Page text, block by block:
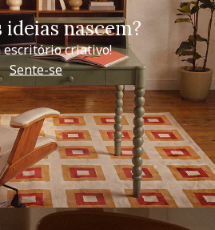
ideias nascem?
escritório criativo!
Sente-se